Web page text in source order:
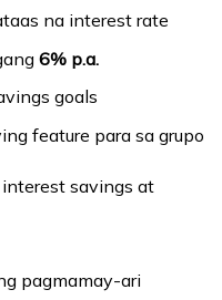
na interest rate
6% p.a.
goals
feature para sa grupo
savings at
pagmamay-ari